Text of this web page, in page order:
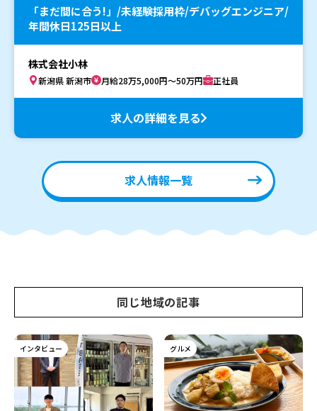
「まだ間に合う!」/未経験採用枠/デバッグエンジニア/
年間休日125日以上
株式会社小林
新潟県 新潟市 月給28万5,000円～50万円 正社員
求人の詳細を見る
求人情報一覧
同じ地域の記事
インタビュー グルメ